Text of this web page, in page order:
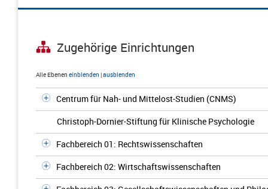
Zugehörige Einrichtungen
Alle Ebenen einblenden |ausblenden
Centrum für Nah- und Mittelost-Studien (CNMS)
Christoph-Dornier-Stiftung für Klinische Psychologie
Fachbereich 01: Rechtswissenschaften
Fachbereich 02: Wirtschaftswissenschaften